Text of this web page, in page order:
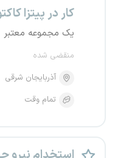
کار در پیتزا
یک مجموعه معتبر
منقضی شده
آذربایجان شرقی
تمام وقت